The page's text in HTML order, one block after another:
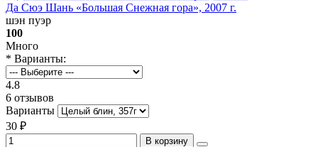
Да Сюэ Шань «Большая Снежная гора», 2007 г.
шэн пуэр
100
Много
* Варианты:
4.8
6 отзывов
Варианты
30 ₽
В корзину